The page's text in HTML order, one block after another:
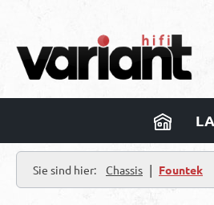
Sie sind hier: Chassis | Fountek